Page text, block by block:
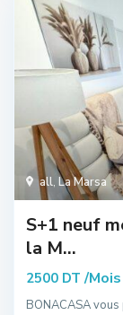
all, La Marsa
S+1 neuf
la M...
2500 DT/Mois
BONACASA